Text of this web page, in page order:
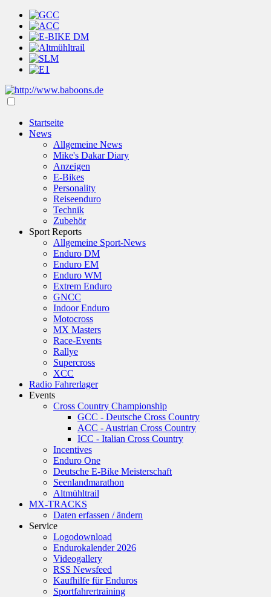
Startseite
News
Allgemeine News
Mike's Dakar Diary
Anzeigen
E-Bikes
Personality
Reiseenduro
Technik
Zubehör
Sport Reports
Allgemeine Sport-News
Enduro DM
Enduro EM
Enduro WM
Extrem Enduro
GNCC
Indoor Enduro
Motocross
MX Masters
Race-Events
Rallye
Supercross
XCC
Radio Fahrerlager
Events
Cross Country Championship
GCC - Deutsche Cross Country
ACC - Austrian Cross Country
ICC - Italian Cross Country
Incentives
Enduro One
Deutsche E-Bike Meisterschaft
Seenlandmarathon
Altmühltrail
MX-TRACKS
Daten erfassen / ändern
Service
Logodownload
Endurokalender 2026
Videogallery
RSS Newsfeed
Kaufhilfe für Enduros
Sportfahrertraining